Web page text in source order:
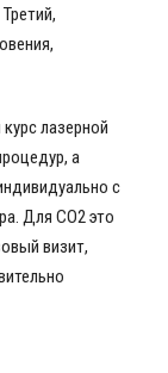
лазерной
а
с
Для СО2 это
визит,